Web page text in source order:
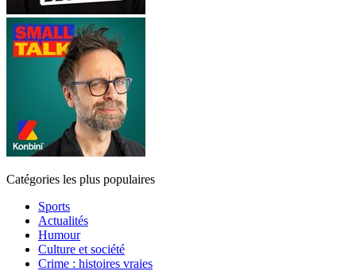
Catégories les plus populaires
Sports
Actualités
Humour
Culture et société
Crime : histoires vraies